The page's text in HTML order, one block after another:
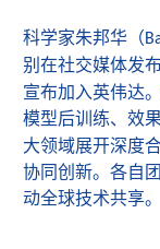
科学家朱邦华（
别在社交媒体发
宣布加入英伟达
模型后训练、效
大领域展开深度
协同创新。各自
动全球技术共享。